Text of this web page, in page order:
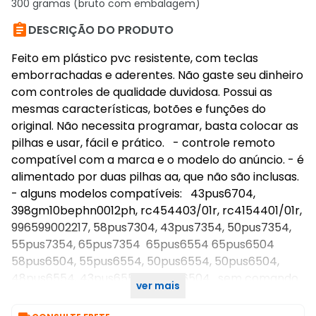
300 gramas (bruto com embalagem)
DESCRIÇÃO DO PRODUTO
Feito em plástico pvc resistente, com teclas
emborrachadas e aderentes. Não gaste seu dinheiro
com controles de qualidade duvidosa. Possui as
mesmas características, botões e funções do
original. Não necessita programar, basta colocar as
pilhas e usar, fácil e prático. - controle remoto
compatível com a marca e o modelo do anúncio. - é
alimentado por duas pilhas aa, que não são inclusas.
- alguns modelos compatíveis: 43pus6704,
398gm10bephn0012ph, rc454403/01r, rc4154401/01r,
996599002217, 58pus7304, 43pus7354, 50pus7354,
55pus7354, 65pus7354 65pus6554 65pus6504
58pus6504, 55pus6554, 50pus6554, 50pus6504,
48pus6554, 43pus6554, 43pus6504. sem comando
ver mais